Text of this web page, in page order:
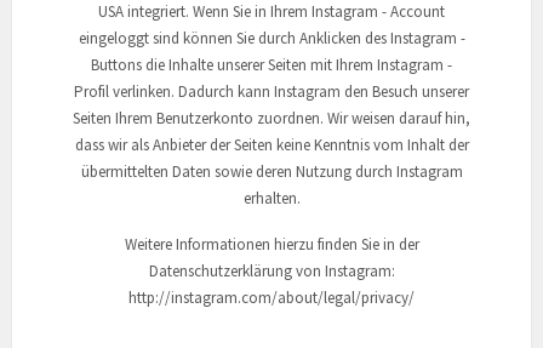
USA integriert. Wenn Sie in Ihrem Instagram - Account
eingeloggt sind können Sie durch Anklicken des Instagram -
Buttons die Inhalte unserer Seiten mit Ihrem Instagram -
Profil verlinken. Dadurch kann Instagram den Besuch unserer
Seiten Ihrem Benutzerkonto zuordnen. Wir weisen darauf hin,
dass wir als Anbieter der Seiten keine Kenntnis vom Inhalt der
übermittelten Daten sowie deren Nutzung durch Instagram
erhalten.
Weitere Informationen hierzu finden Sie in der
Datenschutzerklärung von Instagram:
http://instagram.com/about/legal/privacy/